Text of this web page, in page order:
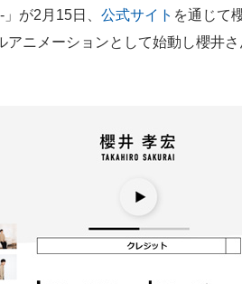
が2月15日、 公式サイト を通じて
アニメーションとして始動し櫻井